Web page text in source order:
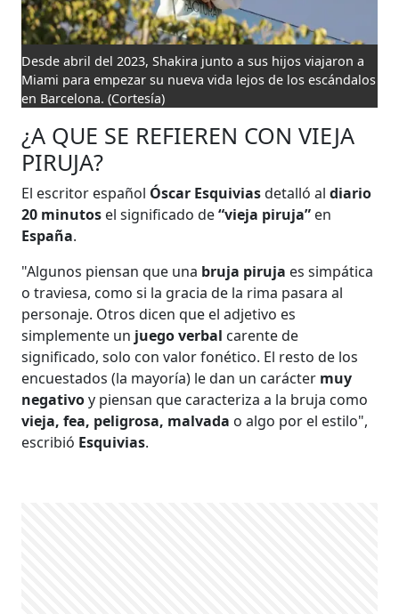
Desde abril del 2023, Shakira junto a sus hijos viajaron a
Miami para empezar su nueva vida lejos de los escándalos
en Barcelona. (Cortesía)
¿A QUE SE REFIEREN CON VIEJA
PIRUJA?
El escritor español Óscar Esquiviasdetalló aldiario
20 minutos el significado de“vieja piruja” en
España.
"Algunos piensan que una bruja piruja es simpática
o traviesa, como si la gracia de la rima pasara al
personaje. Otros dicen que el adjetivo es
simplemente un juego verbal carente de
significado, solo con valor fonético. El resto de los
encuestados (la mayoría) le dan un carácter muy
negativoy piensan que caracteriza a la bruja como
vieja, fea, peligrosa, malvada o algo por el estilo",
escribió Esquivias.